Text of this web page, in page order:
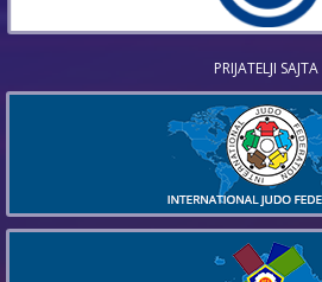
PRIJATELJI SAJTA